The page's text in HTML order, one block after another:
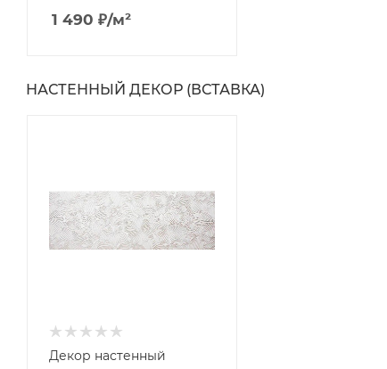
1 490 ₽/м²
НАСТЕННЫЙ ДЕКОР (ВСТАВКА)
Декор настенный